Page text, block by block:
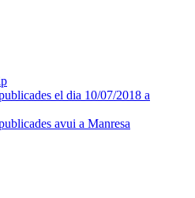
el dia 10/07/2018 a
avui a Manresa